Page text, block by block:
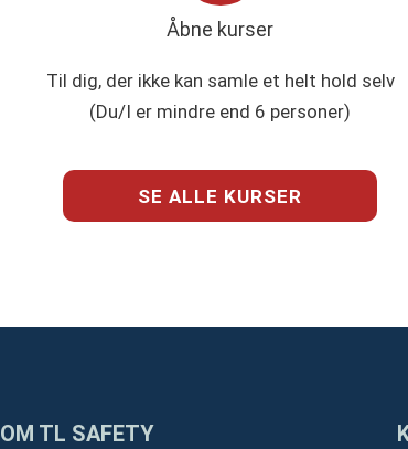
Åbne kurser
Til dig, der ikke kan samle et helt hold selv
(Du/I er mindre end 6 personer)
SE ALLE KURSER
OM TL SAFETY